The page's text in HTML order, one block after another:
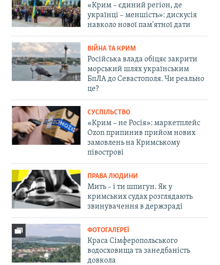
«Крим – єдиний регіон, де
українці – меншість»: дискусія
навколо нової пам'ятної дати
ВІЙНА ТА КРИМ
Російська влада обіцяє закрити
морський шлях українським
БпЛА до Севастополя. Чи реально
це?
СУСПІЛЬСТВО
«Крим – не Росія»: маркетплейс
Ozon припинив прийом нових
замовлень на Кримському
півострові
ПРАВА ЛЮДИНИ
Мить – і ти шпигун. Як у
кримських судах розглядають
звинувачення в держзраді
ФОТОГАЛЕРЕЇ
Краса Сімферопольського
водосховища та занедбаність
довкола